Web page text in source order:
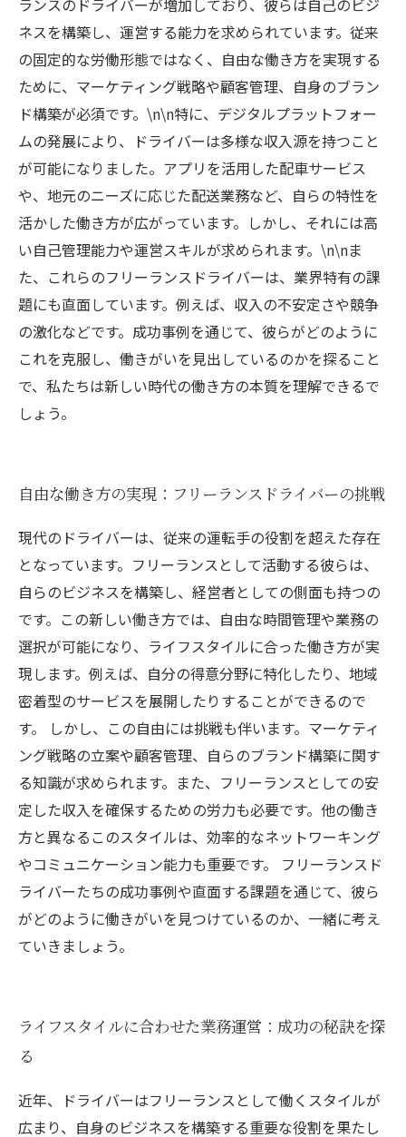
ドライバーが描く未来：働きがいと新たな可能
性
ランスのドライバーが増加しており、彼らは自己のビジ
ネスを構築し、運営する能力を求められています。従来
の固定的な労働形態ではなく、自由な働き方を実現する
ために、マーケティング戦略や顧客管理、自身のブラン
ド構築が必須です。\n\n特に、デジタルプラットフォー
ムの発展により、ドライバーは多様な収入源を持つこと
が可能になりました。アプリを活用した配車サービス
や、地元のニーズに応じた配送業務など、自らの特性を
活かした働き方が広がっています。しかし、それには高
い自己管理能力や運営スキルが求められます。\n\nま
た、これらのフリーランスドライバーは、業界特有の課
題にも直面しています。例えば、収入の不安定さや競争
の激化などです。成功事例を通じて、彼らがどのように
これを克服し、働きがいを見出しているのかを探ること
で、私たちは新しい時代の働き方の本質を理解できるで
しょう。
自由な働き方の実現：フリーランスドライバーの挑戦
現代のドライバーは、従来の運転手の役割を超えた存在
となっています。フリーランスとして活動する彼らは、
自らのビジネスを構築し、経営者としての側面も持つの
です。この新しい働き方では、自由な時間管理や業務の
選択が可能になり、ライフスタイルに合った働き方が実
現します。例えば、自分の得意分野に特化したり、地域
密着型のサービスを展開したりすることができるので
す。 しかし、この自由には挑戦も伴います。マーケティ
ング戦略の立案や顧客管理、自らのブランド構築に関す
る知識が求められます。また、フリーランスとしての安
定した収入を確保するための労力も必要です。他の働き
方と異なるこのスタイルは、効率的なネットワーキング
やコミュニケーション能力も重要です。 フリーランスド
ライバーたちの成功事例や直面する課題を通じて、彼ら
がどのように働きがいを見つけているのか、一緒に考え
ていきましょう。
ライフスタイルに合わせた業務運営：成功の秘訣を探
る
近年、ドライバーはフリーランスとして働くスタイルが
広まり、自身のビジネスを構築する重要な役割を果たし